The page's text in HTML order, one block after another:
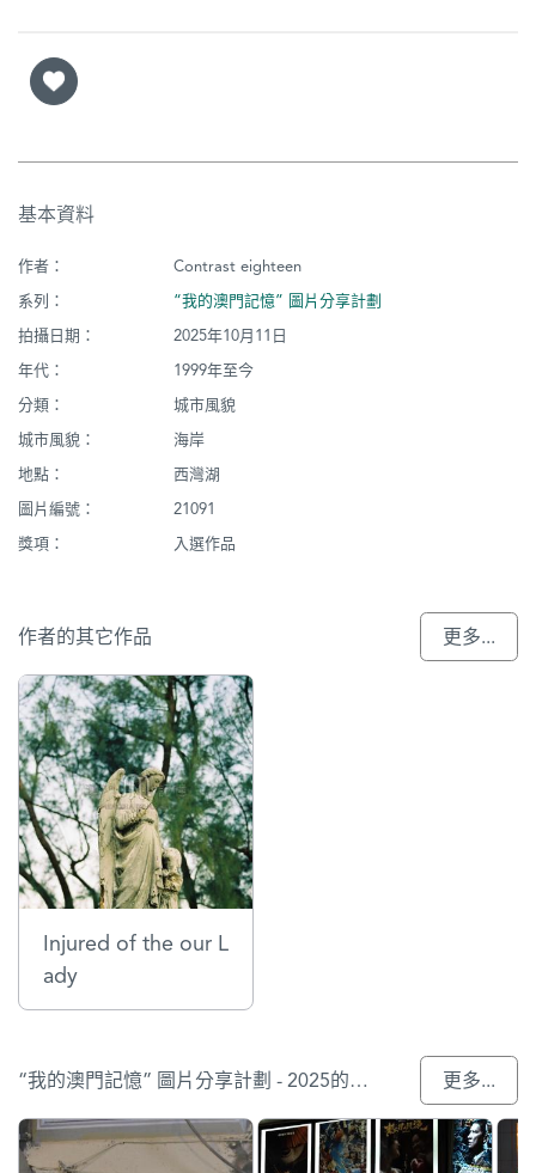
市
基本資料
作者：
Contrast eighteen
系列：
“我的澳門記憶” 圖片分享計劃
拍攝日期：
2025年10月11日
年代：
1999年至今
分類：
城市風貌
城市風貌：
海岸
地點：
西灣湖
圖片編號：
21091
獎項：
入選作品
作者的其它作品 更多...
Injured of the our L
ady
“我的澳門記憶” 圖片分享計劃 - 2025的入選作品 更多...